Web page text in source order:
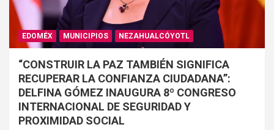
EDOMÉX MUNICIPIOS NEZAHUALCÓYOTL
“CONSTRUIR LA PAZ TAMBIÉN SIGNIFICA
RECUPERAR LA CONFIANZA CIUDADANA”:
DELFINA GÓMEZ INAUGURA 8º CONGRESO
INTERNACIONAL DE SEGURIDAD Y
PROXIMIDAD SOCIAL